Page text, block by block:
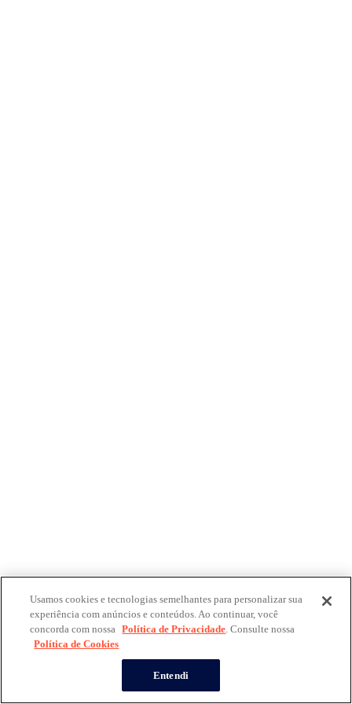
Usamos cookies e tecnologias semelhantes para personalizar sua
experiência com anúncios e conteúdos. Ao continuar, você
concorda com nossa Política de Privacidade. Consulte nossa
Política de Cookies
Entendi